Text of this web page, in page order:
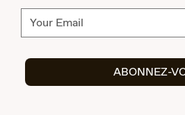
Abonnez-
vous
ABONNEZ-